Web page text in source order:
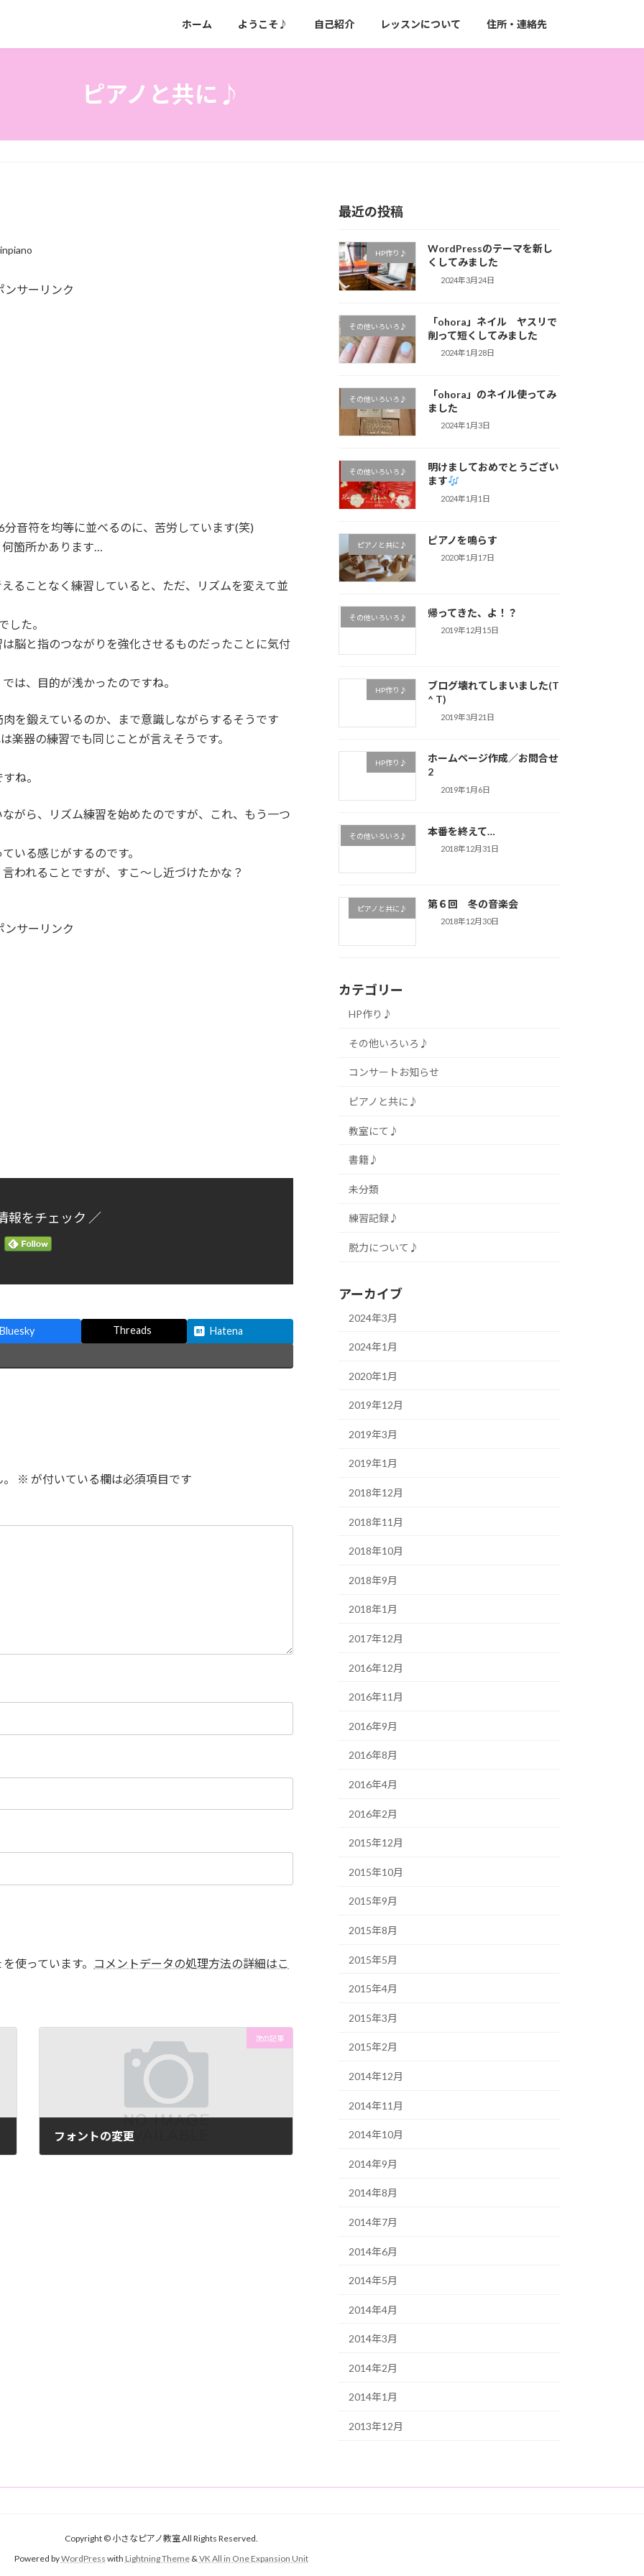
ホーム ようこそ♪ 自己紹介 レッスンについて 住所・連絡先
ピアノと共に♪
ンサーリンク
音符を均等に並べるのに、苦労しています(笑)
箇所かあります…
ることなく練習していると、ただ、リズムを変えて並
した。
脳と指のつながりを強化させるものだったことに気付
は、目的が浅かったのですね。
を鍛えているのか、まで意識しながらするそうです
器の練習でも同じことが言えそうです。
ね。
がら、リズム練習を始めたのですが、これ、もう一つ
いる感じがするのです。
われることですが、すこ～し近づけたかな？
ンサーリンク
報をチェック ／
Threads Hatena
※ が付いている欄は必須項目です
使っています。 コメントデータの処理方法の詳細はこ
次の記事
フォントの変更
最近の投稿
HP作り♪
WordPressのテーマを新し
くしてみました
2024年3月24日
その他いろいろ♪
「ohora」ネイル ヤスリで
削って短くしてみました
2024年1月28日
その他いろいろ♪
「ohora」のネイル使ってみ
ました
2024年1月3日
その他いろいろ♪
明けましておめでとうござい
ます
2024年1月1日
ピアノと共に♪ ピアノを鳴らす
2020年1月17日
その他いろいろ♪ 帰ってきた、よ！？
2019年12月15日
HP作り♪
ブログ壊れてしまいました(T
^ T)
2019年3月21日
HP作り♪
ホームページ作成／お問合せ
2
2019年1月6日
その他いろいろ♪ 本番を終えて…
2018年12月31日
ピアノと共に♪ 第６回 冬の音楽会
2018年12月30日
カテゴリー
HP作り♪
その他いろいろ♪
コンサートお知らせ
ピアノと共に♪
教室にて♪
書籍♪
未分類
練習記録♪
脱力について♪
アーカイブ
2024年3月
2024年1月
2020年1月
2019年12月
2019年3月
2019年1月
2018年12月
2018年11月
2018年10月
2018年9月
2018年1月
2017年12月
2016年12月
2016年11月
2016年9月
2016年8月
2016年4月
2016年2月
2015年12月
2015年10月
2015年9月
2015年8月
2015年5月
2015年4月
2015年3月
2015年2月
2014年12月
2014年11月
2014年10月
2014年9月
2014年8月
2014年7月
2014年6月
2014年5月
2014年4月
2014年3月
2014年2月
2014年1月
2013年12月
Copyright © 小さなピアノ教室 All Rights Reserved.
Powered byWordPress with Lightning Theme& VK All in One Expansion Unit